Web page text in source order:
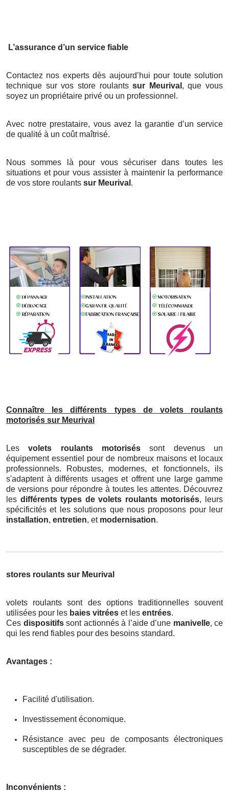
L’assurance d’un service fiable
Contactez nos experts dès aujourd’hui pour toute solution
technique sur vos store roulantssur Meurival , que vous
soyez un propriétaire privé ou un professionnel.
Avec notre prestataire, vous avez la garantie d’un service
de qualité à un coût maîtrisé.
Nous sommes là pour vous sécuriser dans toutes les
situations et pour vous assister à maintenir la performance
de vos store roulants sur Meurival .
Connaître les différents types de volets roulants
motorisés sur Meurival
Lesvolets roulants motorisés sont devenus un
équipement essentiel pour de nombreux maisons et locaux
professionnels. Robustes, modernes, et fonctionnels, ils
s'adaptent à différents usages et offrent une large gamme
de versions pour répondre à toutes les attentes. Découvrez
les différents types de volets roulants motorisés, leurs
spécificités et les solutions que nous proposons pour leur
installation, entretien, et modernisation.
stores roulants sur Meurival
volets roulants sont des options traditionnelles souvent
utilisées pour les baies vitrées et les entrées.
Ces dispositifssont actionnés à l’aide d’une manivelle, ce
qui les rend fiables pour des besoins standard.
Avantages :
Facilité d'utilisation.
Investissement économique.
Résistance avec peu de composants électroniques
susceptibles de se dégrader.
Inconvénients :